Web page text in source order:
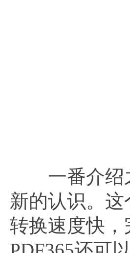
一番介绍之
新的认识。这
转换速度快